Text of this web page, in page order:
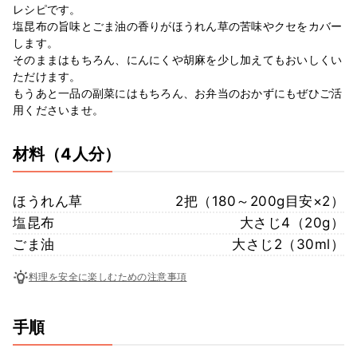
レシピです。
塩昆布の旨味とごま油の香りがほうれん草の苦味やクセをカバー
します。
そのままはもちろん、にんにくや胡麻を少し加えてもおいしくい
ただけます。
もうあと一品の副菜にはもちろん、お弁当のおかずにもぜひご活
用くださいませ。
材料（4人分）
ほうれん草
2把（180～200g目安×2）
塩昆布
大さじ4（20g）
ごま油
大さじ2（30ml）
料理を安全に楽しむための注意事項
手順